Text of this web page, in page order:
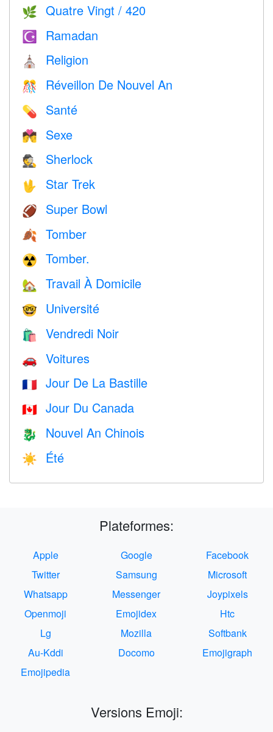
🌿 Quatre Vingt / 420
☪️ Ramadan
⛪️ Religion
🎊 Réveillon De Nouvel An
💊 Santé
💏 Sexe
🕵️ Sherlock
🖖 Star Trek
🏈 Super Bowl
🍂 Tomber
☢️ Tomber.
🏡 Travail À Domicile
🤓 Université
🛍 Vendredi Noir
🚗 Voitures
🇫🇷 Jour De La Bastille
🇨🇦 Jour Du Canada
🐉 Nouvel An Chinois
☀️ Été
Plateformes:
Apple Google
Facebook
Twitter
Samsung
Microsoft
Whatsapp
Messenger
Joypixels
Openmoji
Emojidex
Htc
Lg
Mozilla
Softbank
Au-Kddi
Docomo
Emojigraph
Emojipedia
Versions Emoji: